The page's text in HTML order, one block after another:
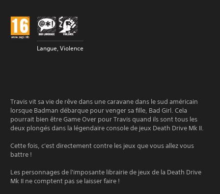
Langue, Violence
Travis vit sa vie de rêve dans une caravane dans le sud américain
lorsque Badman débarque pour venger sa fille, Bad Girl. Cela
pourrait bien être Game Over pour Travis quand ils sont tous les
deux plongés dans la légendaire console de jeux Death Drive Mk II.
Cette fois, c'est directement contre les jeux que vous allez vous
battre !
Les personnages de l'imposante librairie de jeux de la Death Drive
Mk II ne comptent pas se laisser faire !